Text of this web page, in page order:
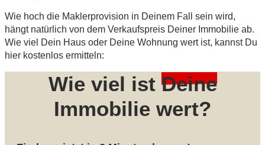
Wie hoch die Maklerprovision in Deinem Fall sein wird,
hängt natürlich von dem Verkaufspreis Deiner Immobilie ab.
Wie viel Dein Haus oder Deine Wohnung wert ist, kannst Du
hier kostenlos ermitteln:
Wie viel ist Deine
Immobilie wert?